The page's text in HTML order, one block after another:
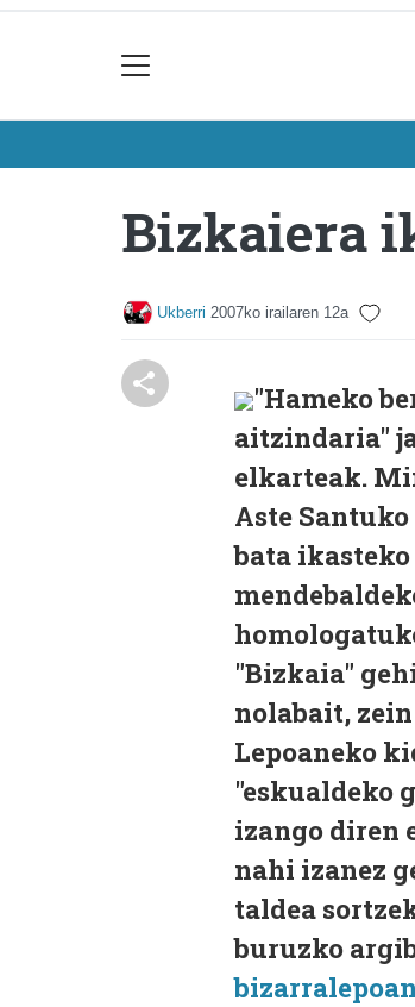
Bizkaiera
Ukberri 2007ko irailaren 12a
"Hameko
aitzindaria"
elkarteak.
Aste
bata
"Bizkaia"
nolabait,
Lepoaneko
"eskualdeko
izango diren
nahi izanez
taldea
buruzko